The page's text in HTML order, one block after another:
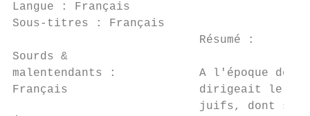
Langue : Français
Sous-titres : Français
                           Résumé :
Sourds &
malentendants :            A l'époque de
Français                   dirigeait le célèbre
juifs, dont